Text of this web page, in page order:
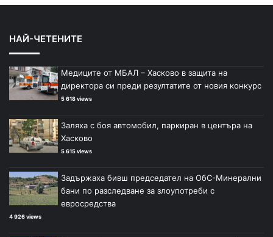
НАЙ-ЧЕТЕНИТЕ
Медиците от МБАЛ – Хасково в защита на
директора си преди резултатите от новия конкурс
5 618 views
Заляха с боя автомобил, паркиран в центъра на
Хасково
5 615 views
Задържаха бивш председател на ОбС-Минерални
бани по разследване за злоупотреби с
евросредства
4 926 views